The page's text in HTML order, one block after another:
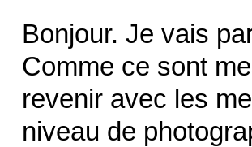
Bonjour. Je vais
Comme ce sont
revenir avec les
niveau de